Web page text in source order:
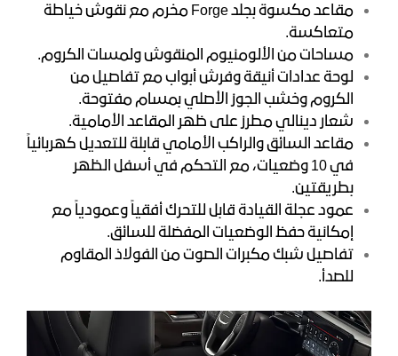
مقاعد مكسوة بجلد Forge مخرم مع نقوش خياطة
متعاكسة.
مساحات من الألومنيوم المنقوش ولمسات الكروم.
لوحة عدادات أنيقة وفرش أبواب مع تفاصيل من
الكروم وخشب الجوز الأصلي بمسام مفتوحة.
شعار دينالي مطرز على ظهر المقاعد الأمامية.
مقاعد السائق والراكب الأمامي قابلة للتعديل كهربائياً
في 10 وضعيات، مع التحكم في أسفل الظهر
بطريقتين.
عمود عجلة القيادة قابل للتحرك أفقياً وعمودياً مع
إمكانية حفظ الوضعيات المفضلة للسائق.
تفاصيل شبك مكبرات الصوت من الفولاذ المقاوم
للصدأ.